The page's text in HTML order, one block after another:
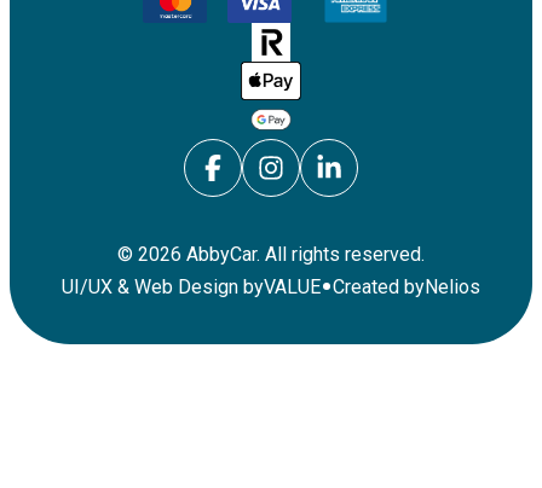
© 2026 AbbyCar. All rights reserved.
UI/UX & Web Design byVALUE•Created byNelios